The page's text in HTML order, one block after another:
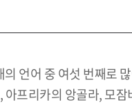
언어 중 여섯 번째로
프리카의 앙골라, 모